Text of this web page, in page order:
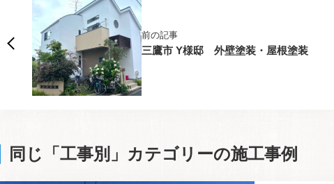
前の記事
三鷹市 Y様邸 外壁塗装・屋根塗装
同じ「工事別」カテゴリーの施工事例